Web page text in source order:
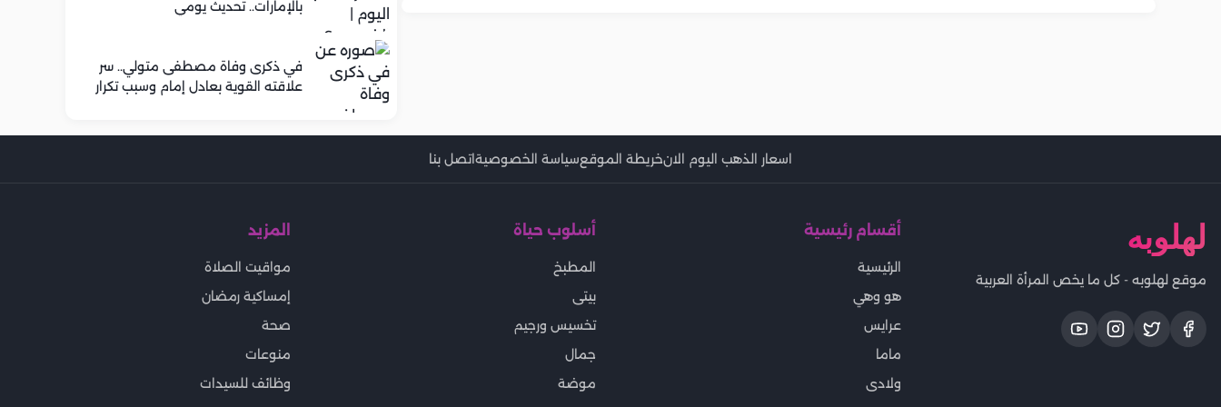
بالإمارات.. تحديث يومي
في ذكرى وفاة مصطفى متولي.. سر
علاقته القوية بعادل إمام وسبب تكرار
اسعار الذهب اليوم الانخريطة الموقعسياسة الخصوصيةاتصل بنا
لهلوبه
موقع لهلوبه - كل ما يخص المرأة العربية
أقسام رئيسية
الرئيسية
هو وهي
عرايس
ماما
ولادى
أسلوب حياة
المطبخ
بيتى
تخسيس ورجيم
جمال
موضة
المزيد
مواقيت الصلاة
إمساكية رمضان
صحة
منوعات
وظائف للسيدات